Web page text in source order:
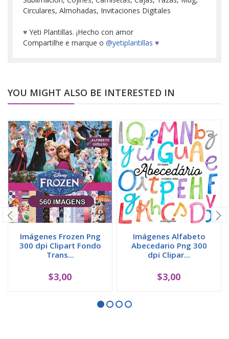
Circulares, Almohadas, Invitaciones Digitales
♥ Yeti Plantillas. ¡Hecho con amor
Compartilhe e marque o @yetiplantillas ♥
YOU MIGHT ALSO BE INTERESTED IN
Imágenes Frozen Png
300 dpi Clipart Fondo
Trans...
$3,00
Imágenes Alfabeto
Abecedario Png 300
dpi Clipar...
$3,00